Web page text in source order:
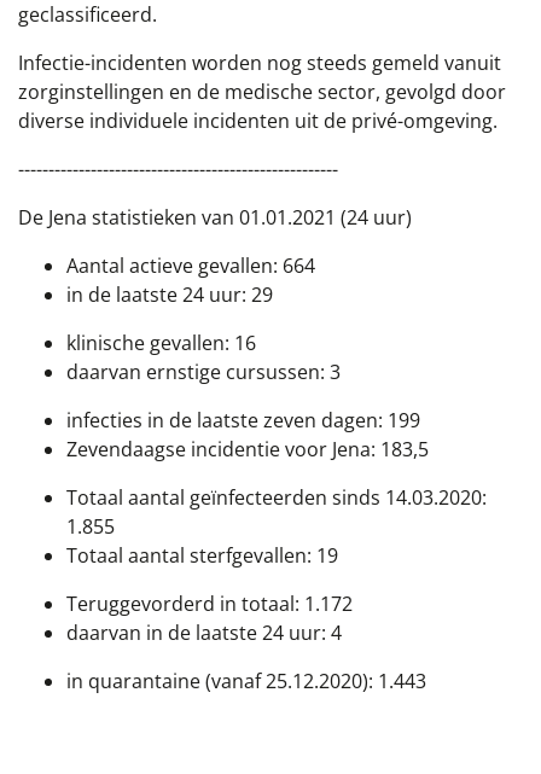
geclassificeerd.
Infectie-incidenten worden nog steeds gemeld vanuit
zorginstellingen en de medische sector, gevolgd door
diverse individuele incidenten uit de privé-omgeving.
-----------------------------------------------------
De Jena statistieken van 01.01.2021 (24 uur)
Aantal actieve gevallen: 664
in de laatste 24 uur: 29
klinische gevallen: 16
daarvan ernstige cursussen: 3
infecties in de laatste zeven dagen: 199
Zevendaagse incidentie voor Jena: 183,5
Totaal aantal geïnfecteerden sinds 14.03.2020:
1.855
Totaal aantal sterfgevallen: 19
Teruggevorderd in totaal: 1.172
daarvan in de laatste 24 uur: 4
in quarantaine (vanaf 25.12.2020): 1.443